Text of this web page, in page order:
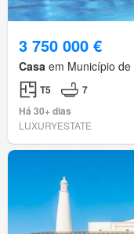
3 750 000 €
Casa em Município
T5
7
Há 30+ dias
LUXURYESTATE